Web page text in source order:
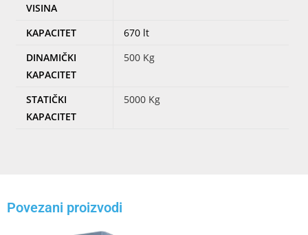
VISINA
KAPACITET
670 lt
DINAMIČKI
KAPACITET
500 Kg
STATIČKI
KAPACITET
5000 Kg
Povezani proizvodi